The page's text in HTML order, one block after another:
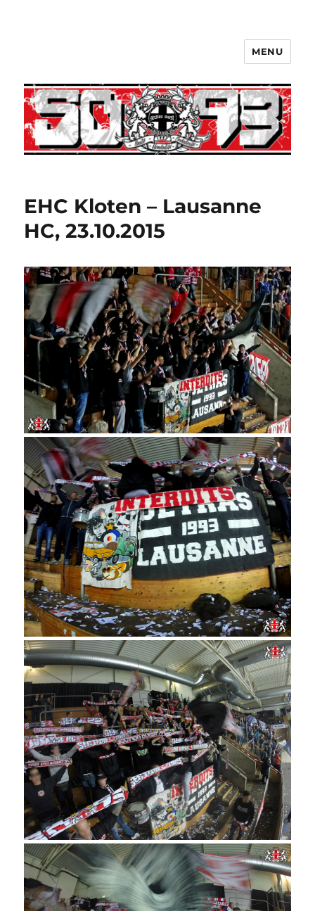
MENU
EHC Kloten – Lausanne
HC, 23.10.2015